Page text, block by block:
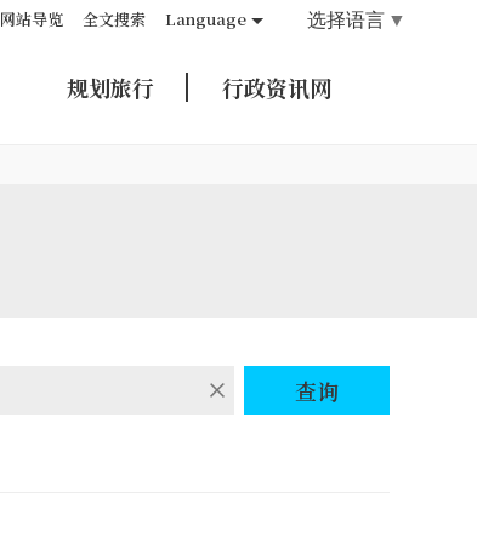
网站导览 全文搜索 Language 选择语言 ▼
规划旅行 行政资讯网
查询